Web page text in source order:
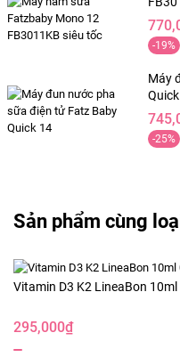
là:
Giá
gốc
là:
Giá
hiện
tại
là:
-19%
Máy
Giá
gốc
Giá
hiện
-25%
Sản phẩm cùng
Vitamin D3 K2 LineaBon 10ml
295,000₫